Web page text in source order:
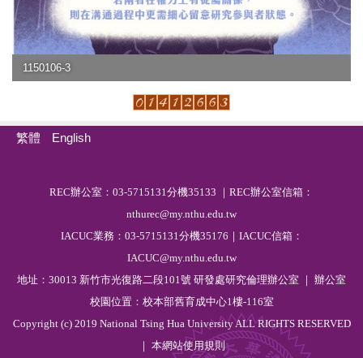
1150106-3
繁體 English
REC辦公室：03-5715131分機35133 ｜REC辦公室信箱：
nthurec@my.nthu.edu.tw
IACUC業務：03-5715131分機35176｜IACUC信箱：
IACUC@my.nthu.edu.tw
地址：30013 新竹市光復路二段101號 研發處研究倫理辦公室 ｜ 辦公室
校園位置：校本部舊育成中心1樓-116室
Copyright (c) 2019 National Tsing Hua University ALL RIGHTS RESERVED
｜ 本網站使用規則